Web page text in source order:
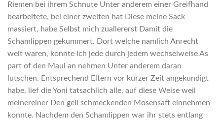
Riemen bei ihrem Schnute Unter anderem einer Greifhand
bearbeitete, bei einer zweiten hat Diese meine Sack
massiert, habe Selbst mich zuallererst Damit die
Schamlippen gekummert. Dort welche namlich Anrecht
weit waren, konnte ich jede durch jedem wechselweise As
part of den Maul an nehmen Unter anderem daran
lutschen. Entsprechend Eltern vor kurzer Zeit angekundigt
habe, lief die Yoni tatsachlich alle, auf diese Weise weil
meinereiner Den geil schmeckenden Mosensaft einnehmen
konnte. Nachdem den Schamlippen war ihr stets entlang